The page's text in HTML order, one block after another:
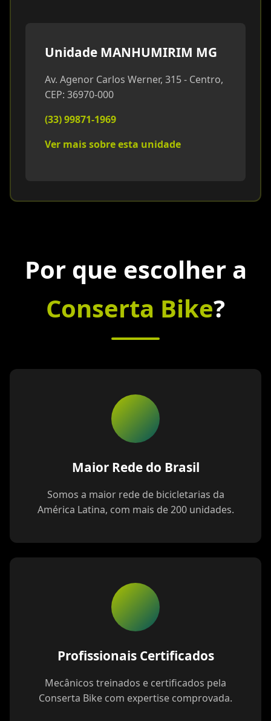
Unidade MANHUMIRIM MG
Av. Agenor Carlos Werner, 315 - Centro,
CEP: 36970-000
(33) 99871-1969
Ver mais sobre esta unidade
Por que escolher a
Conserta Bike?
Maior Rede do Brasil
Somos a maior rede de bicicletarias da
América Latina, com mais de 200 unidades.
Profissionais Certificados
Mecânicos treinados e certificados pela
Conserta Bike com expertise comprovada.